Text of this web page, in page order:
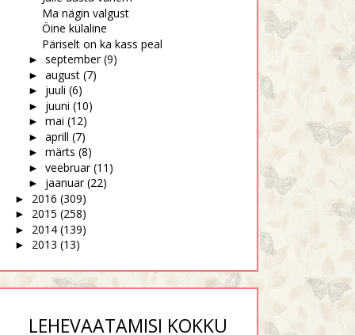
Ma nägin valgust
Öine külaline
Päriselt on ka kass peal
► september (9)
► august (7)
► juuli (6)
► juuni (10)
► mai (12)
► aprill (7)
► märts (8)
► veebruar (11)
► jaanuar (22)
► 2016 (309)
► 2015 (258)
► 2014 (139)
► 2013 (13)
LEHEVAATAMISI KOKKU